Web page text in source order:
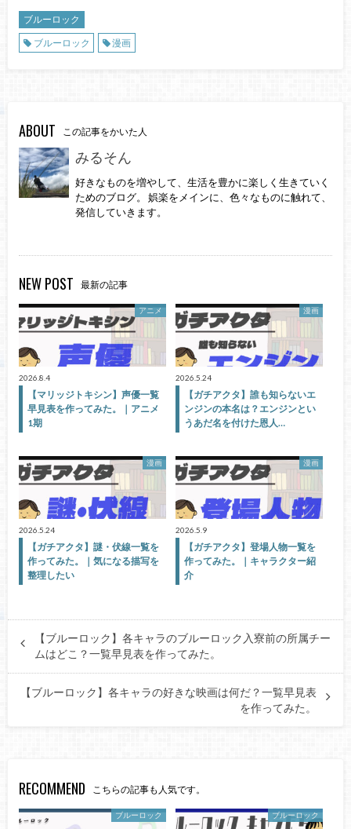
ブルーロック
ブルーロック
漫画
ABOUT この記事をかいた人
みるそん
好きなものを増やして、生活を豊かに楽しく生きていく
ためのブログ。 娯楽をメインに、色々なものに触れて、
発信していきます。
NEW POST 最新の記事
アニメ
2026.8.4
【マリッジトキシン】声優一覧
早見表を作ってみた。｜アニメ
1期
漫画
2026.5.24
【ガチアクタ】誰も知らないエ
ンジンの本名は？エンジンとい
うあだ名を付けた恩人…
漫画
2026.5.24
【ガチアクタ】謎・伏線一覧を
作ってみた。｜気になる描写を
整理したい
漫画
2026.5.9
【ガチアクタ】登場人物一覧を
作ってみた。｜キャラクター紹
介
【ブルーロック】各キャラのブルーロック入寮前の所属チー
ムはどこ？一覧早見表を作ってみた。
【ブルーロック】各キャラの好きな映画は何だ？一覧早見表
を作ってみた。
RECOMMEND こちらの記事も人気です。
ブルーロック ブルーロック